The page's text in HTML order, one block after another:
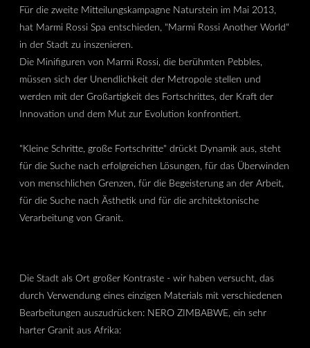
Für die zweite Mitteilungskampagne Naturstein im Mai 2013,
hat Marmi Rossi Spa entschieden, "Marmi Rossi Another World"
in der Stadt zu inszenieren.
Die Minifiguren von Marmi Rossi, die berühmten Pebbles,
müssen sich der Unendlichkeit der Metropole stellen und
werden mit der Großartigkeit des Fortschrittes, der Kraft der
Innovation und dem Mut zur Evolution konfrontiert.
"Kleine Schritte, große Fortschritte" drückt Dynamik aus, steht
für die Suche nach erfolgreichen Lösungen, für das Überwinden
von menschlichen Grenzen, für die Begeisterung an der Arbeit,
für die Suche nach Ästhetik und für die architektonische
Verarbeitung von Granit.
Die Stadt als Ort großer Kontraste - wir haben versucht, das
durch Verwendung eines einzigen Materials mit verschiedenen
Bearbeitungen auszudrücken: NERO ZIMBABWE, ein sehr
harter Granit aus Afrika: